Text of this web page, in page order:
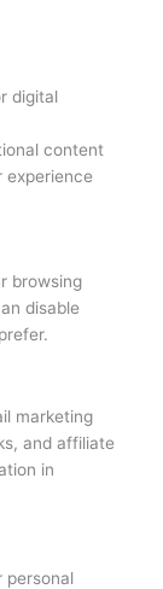
digital
content
experience
browsing
disable
marketing
and affiliate
in
personal